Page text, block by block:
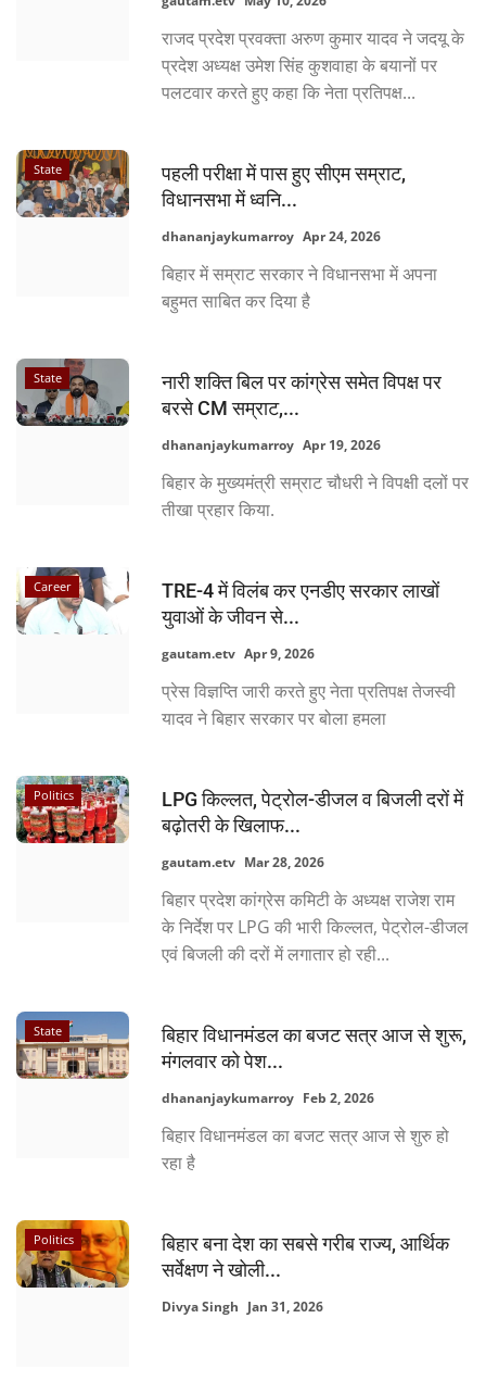
राजद प्रदेश प्रवक्ता अरुण कुमार यादव ने जदयू के
प्रदेश अध्यक्ष उमेश सिंह कुशवाहा के बयानों पर
पलटवार करते हुए कहा कि नेता प्रतिपक्ष...
State
पहली परीक्षा में पास हुए सीएम सम्राट,
विधानसभा में ध्वनि...
dhananjaykumarroy Apr 24, 2026
बिहार में सम्राट सरकार ने विधानसभा में अपना
बहुमत साबित कर दिया है
State
नारी शक्ति बिल पर कांग्रेस समेत विपक्ष पर
बरसे CM सम्राट,...
dhananjaykumarroy Apr 19, 2026
बिहार के मुख्यमंत्री सम्राट चौधरी ने विपक्षी दलों पर
तीखा प्रहार किया.
Career
TRE-4 में विलंब कर एनडीए सरकार लाखों
युवाओं के जीवन से...
gautam.etv Apr 9, 2026
प्रेस विज्ञप्ति जारी करते हुए नेता प्रतिपक्ष तेजस्वी
यादव ने बिहार सरकार पर बोला हमला
Politics
LPG किल्लत, पेट्रोल-डीजल व बिजली दरों में
बढ़ोतरी के खिलाफ...
gautam.etv Mar 28, 2026
बिहार प्रदेश कांग्रेस कमिटी के अध्यक्ष राजेश राम
के निर्देश पर LPG की भारी किल्लत, पेट्रोल-डीजल
एवं बिजली की दरों में लगातार हो रही...
State
बिहार विधानमंडल का बजट सत्र आज से शुरू,
मंगलवार को पेश...
dhananjaykumarroy Feb 2, 2026
बिहार विधानमंडल का बजट सत्र आज से शुरु हो
रहा है
Politics
बिहार बना देश का सबसे गरीब राज्य, आर्थिक
सर्वेक्षण ने खोली...
Divya Singh Jan 31, 2026